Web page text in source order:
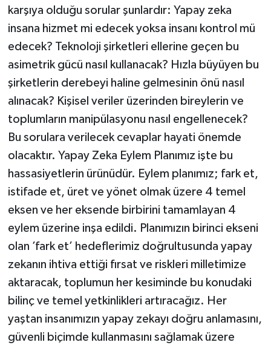
karşıya olduğu sorular şunlardır: Yapay zeka
insana hizmet mi edecek yoksa insanı kontrol mü
edecek? Teknoloji şirketleri ellerine geçen bu
asimetrik gücü nasıl kullanacak? Hızla büyüyen bu
şirketlerin derebeyi haline gelmesinin önü nasıl
alınacak? Kişisel veriler üzerinden bireylerin ve
toplumların manipülasyonu nasıl engellenecek?
Bu sorulara verilecek cevaplar hayati önemde
olacaktır. Yapay Zeka Eylem Planımız işte bu
hassasiyetlerin ürünüdür. Eylem planımız; fark et,
istifade et, üret ve yönet olmak üzere 4 temel
eksen ve her eksende birbirini tamamlayan 4
eylem üzerine inşa edildi. Planımızın birinci ekseni
olan ’fark et’ hedeflerimiz doğrultusunda yapay
zekanın ihtiva ettiği fırsat ve riskleri milletimize
aktaracak, toplumun her kesiminde bu konudaki
bilinç ve temel yetkinlikleri artıracağız. Her
yaştan insanımızın yapay zekayı doğru anlamasını,
güvenli biçimde kullanmasını sağlamak üzere